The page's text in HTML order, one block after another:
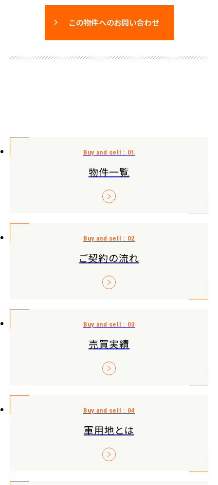
この物件へのお問い合わせ
物件一覧
ご契約の流れ
売買実績
軍用地とは